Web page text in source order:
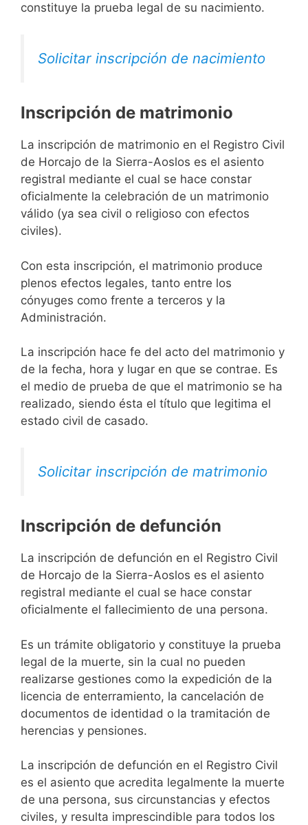
constituye la prueba legal de su nacimiento.
Solicitar inscripción de nacimiento
Inscripción de matrimonio
La inscripción de matrimonio en el Registro Civil
de Horcajo de la Sierra-Aoslos es el asiento
registral mediante el cual se hace constar
oficialmente la celebración de un matrimonio
válido (ya sea civil o religioso con efectos
civiles).
Con esta inscripción, el matrimonio produce
plenos efectos legales, tanto entre los
cónyuges como frente a terceros y la
Administración.
La inscripción hace fe del acto del matrimonio y
de la fecha, hora y lugar en que se contrae. Es
el medio de prueba de que el matrimonio se ha
realizado, siendo ésta el título que legitima el
estado civil de casado.
Solicitar inscripción de matrimonio
Inscripción de defunción
La inscripción de defunción en el Registro Civil
de Horcajo de la Sierra-Aoslos es el asiento
registral mediante el cual se hace constar
oficialmente el fallecimiento de una persona.
Es un trámite obligatorio y constituye la prueba
legal de la muerte, sin la cual no pueden
realizarse gestiones como la expedición de la
licencia de enterramiento, la cancelación de
documentos de identidad o la tramitación de
herencias y pensiones.
La inscripción de defunción en el Registro Civil
es el asiento que acredita legalmente la muerte
de una persona, sus circunstancias y efectos
civiles, y resulta imprescindible para todos los